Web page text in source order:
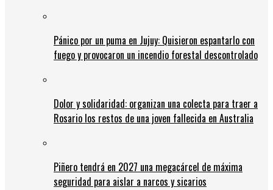
Pánico por un puma en Jujuy: Quisieron espantarlo con
fuego y provocaron un incendio forestal descontrolado
Dolor y solidaridad: organizan una colecta para traer a
Rosario los restos de una joven fallecida en Australia
Piñero tendrá en 2027 una megacárcel de máxima
seguridad para aislar a narcos y sicarios